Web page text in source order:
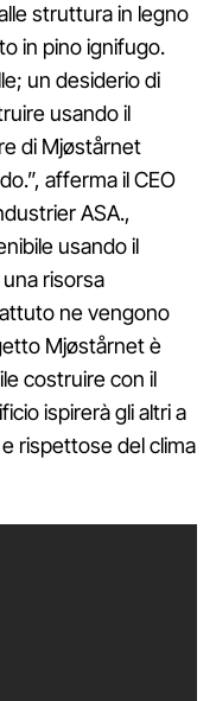
struttura in legno
in pino ignifugo.
un desiderio di
usando il
di Mjøstårnet
afferma il CEO
ASA.,
usando il
risorsa
ne vengono
Mjøstårnet è
costruire con il
ispirerà gli altri a
rispettose del clima